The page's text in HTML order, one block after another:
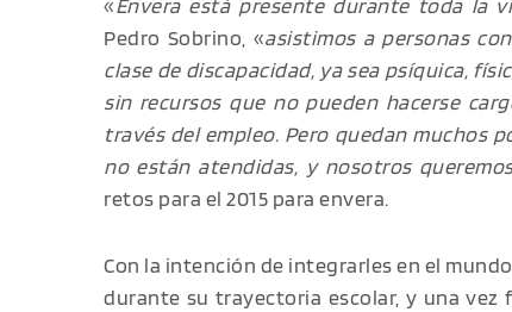
«Envera está presente durante toda la
Pedro Sobrino, «asistimos a personas
clase de discapacidad, ya sea psíquica,
sin recursos que no pueden hacerse
través del empleo. Pero quedan muchos
no están atendidas, y nosotros
retos para el 2015 para envera.
Con la intención de integrarles en el
durante su trayectoria escolar, y una vez